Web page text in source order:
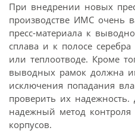
При внедрении новых
производстве ИМС очень
пресс-материала к
сплава и к полосе серебра
или теплоотводе. Кроме
выводных рамок должна
исключения попадания
проверить их надежность.
надежный метод контроля
корпусов.